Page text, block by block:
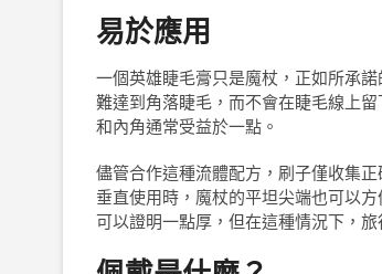
易於應用
一個英雄睫毛膏只是魔杖，正如所承
難達到角落睫毛，而不會在睫毛線上
和內角通常受益於一點。
儘管合作這種流體配方，刷子僅收集
垂直使用時，魔杖的平坦尖端也可以
可以證明一點厚，但在這種情況下，